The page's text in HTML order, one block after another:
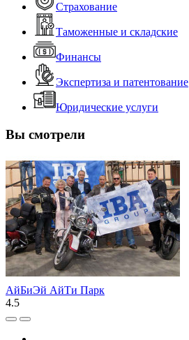
Страхование
Таможенные и складские
Финансы
Экспертиза и патентование
Юридические услуги
Вы смотрели
АйБиЭй АйТи Парк
4.5